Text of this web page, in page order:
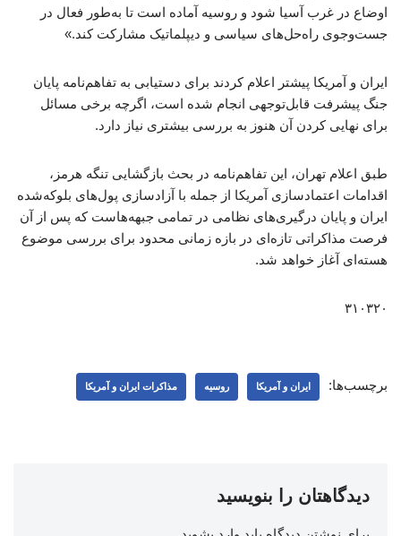
اوضاع در غرب آسیا شود و روسیه آماده است تا به‌طور فعال در
جست‌وجوی راه‌حل‌های سیاسی و دیپلماتیک مشارکت کند.»
ایران و آمریکا پیشتر اعلام کردند برای دستیابی به تفاهم‌نامه پایان
جنگ پیشرفت قابل‌توجهی انجام شده است، اگرچه برخی مسائل
برای نهایی کردن آن هنوز به بررسی بیشتری نیاز دارد.
طبق اعلام تهران، این تفاهم‌نامه در بحث بازگشایی تنگه هرمز،
اقدامات اعتمادسازی آمریکا از جمله با آزادسازی پول‌های بلوکه‌شده
ایران و پایان درگیری‌های نظامی در تمامی جبهه‌هاست که پس از آن
فرصت مذاکراتی تازه‌ای در بازه زمانی محدود برای بررسی موضوع
هسته‌ای آغاز خواهد شد.
۳۱۰۳۲۰
برچسب‌ها: ایران و آمریکا روسیه مذاکرات ایران و آمریکا
دیدگاهتان را بنویسید